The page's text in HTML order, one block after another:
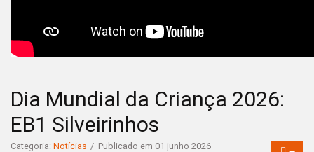
Dia Mundial da Criança 2026:
EB1 Silveirinhos
Categoria: Notícias Publicado em 01 junho 2026